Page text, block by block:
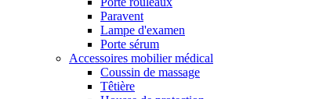
Paravent
Lampe d'examen
Porte sérum
Accessoires mobilier médical
Coussin de massage
Têtière